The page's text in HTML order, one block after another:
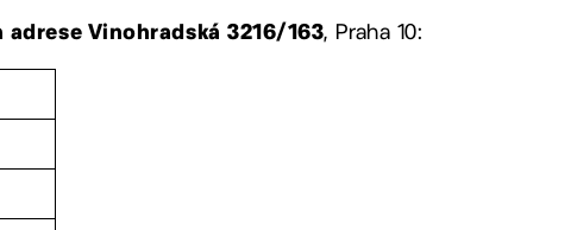
Vinohradská 3216/163, Praha 10: